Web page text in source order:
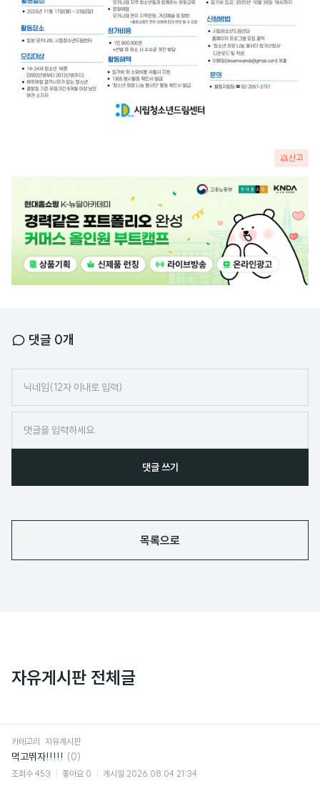
신고
댓글 0개
임
댓글 쓰기
목록으로
자유게시판 전체글
카테고리 자유게시판
먹고뛰자!!!!! 댓
글
(0)
조회수 453 좋아요 0 게시일 2026.08.04 21:34